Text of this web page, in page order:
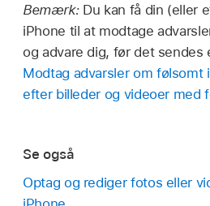
Bemærk: Du kan få din (eller
iPhone til at modtage
og advare dig, før det sendes
Modtag advarsler om følsomt
efter billeder og videoer med
Se også
Optag og rediger fotos eller